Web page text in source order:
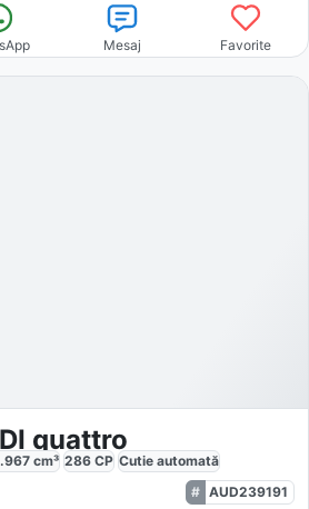
Mesaj Favorite
quattro
cm³ 286 CP Cutie automată
AUD239191